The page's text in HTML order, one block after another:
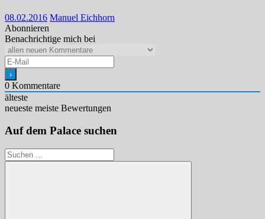
08.02.2016 Manuel Eichhorn
Abonnieren
Benachrichtige mich bei
0 Kommentare
älteste
neueste meiste Bewertungen
Auf dem Palace suchen
Suchen
nach: